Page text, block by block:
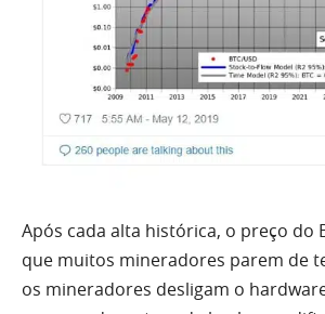
Após cada alta histórica, o preço do
que muitos mineradores parem de
os mineradores desligam o